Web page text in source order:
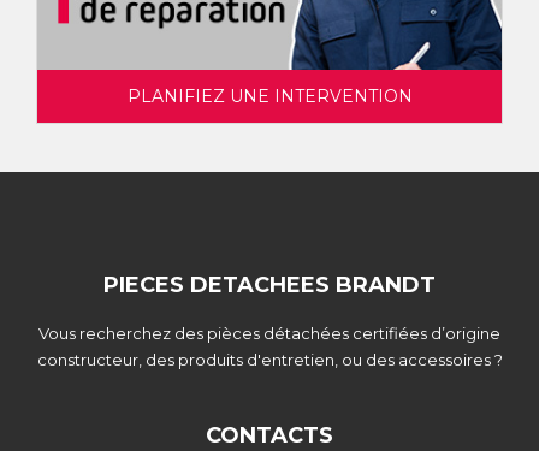
PLANIFIEZ UNE INTERVENTION
PIECES DETACHEES BRANDT
Vous recherchez des pièces détachées certifiées d’origine
constructeur, des produits d'entretien, ou des accessoires ?
CONTACTS